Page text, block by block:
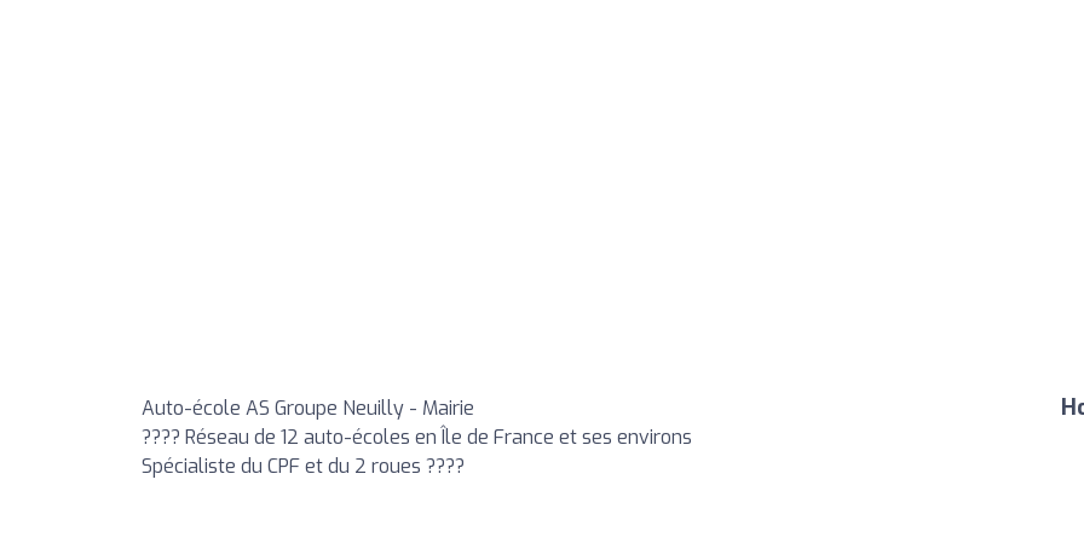
Auto-école AS Groupe Neuilly - Mairie
???? Réseau de 12 auto-écoles en Île de France et ses environs
Spécialiste du CPF et du 2 roues ????